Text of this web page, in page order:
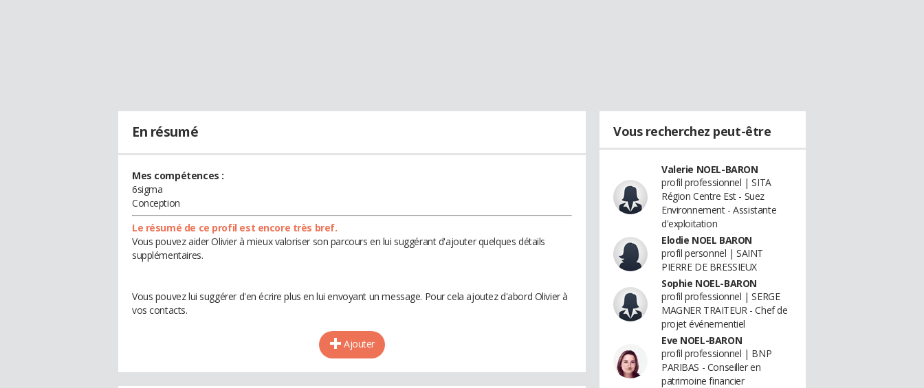
En résumé
Mes compétences :
6sigma
Conception
Le résumé de ce profil est encore très bref.
Vous pouvez aider Olivier à mieux valoriser son parcours en lui suggérant d'ajouter quelques détails
supplémentaires.
Vous pouvez lui suggérer d'en écrire plus en lui envoyant un message. Pour cela ajoutez d'abord Olivier à
vos contacts.
Ajouter
Vous recherchez peut-être
Valerie NOEL-BARON
profil professionnel | SITA
Région Centre Est - Suez
Environnement - Assistante
d'exploitation
Elodie NOEL BARON
profil personnel | SAINT
PIERRE DE BRESSIEUX
Sophie NOEL-BARON
profil professionnel | SERGE
MAGNER TRAITEUR - Chef de
projet événementiel
Eve NOEL-BARON
profil professionnel | BNP
PARIBAS - Conseiller en
patrimoine financier